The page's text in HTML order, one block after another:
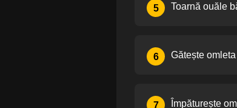
5 Toarnă ouăle
6 Gătește
7 Împăturește